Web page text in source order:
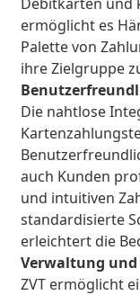
ermöglicht es
Palette von
ihre Zielgruppe
Die nahtlose
auch Kunden
und intuitiven
standardisierte
erleichtert die
Verwaltung
ZVT ermöglicht